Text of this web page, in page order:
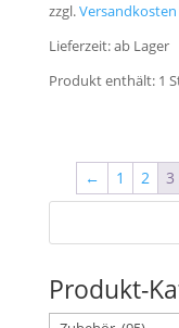
zzgl.Versandkosten
Lieferzeit:ab Lager
Produkt enthält: 1
← 1 2 3
Produkt-